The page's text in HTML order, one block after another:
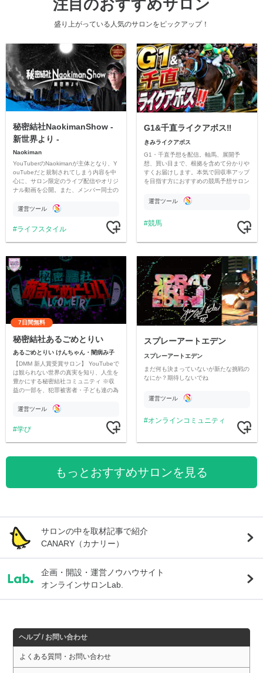
注目のおすすめサロン
盛り上がっている人気のサロンをピックアップ！
秘密結社NaokimanShow -
新世界より -
Naokiman
YouTuberのNaokimanが主体となり、Y
ouTubeだと規制されてしまう内容を中
心に、サロン限定のライブ配信やオリジ
ナル動画を公開。また、メンバー同士の
ただいています。
運営ツール
ライフスタイル
G1&千直ライクアボス‼️
きみライクアボス
G1・千直予想を配信。軸馬、展開予
想、買い目まで、根拠を含めて分かりや
すくお届けします。本気で回収率アップ
を目指す方におすすめの競馬予想サロン
運営ツール
競馬
7日間無料
秘密結社あるごめとりい
あるごめとりい けんちゃん・闇病み子
【DMM 新人賞受賞サロン】 YouTubeで
は観られない世界の真実を知り、人生を
豊かにする秘密結社コミュニティ ※収
益の一部を、犯罪被害者・子ども達の為
す運営ツール
学び
スプレーアートエデン
スプレーアートエデン
まだ何も決まっていないが新たな挑戦の
なにか？期待しないでね
運営ツール
オンラインコミュニティ
もっとおすすめサロンを見る
サロンの中を取材記事で紹介
CANARY（カナリー）
企画・開設・運営ノウハウサイト
オンラインサロンLab.
ヘルプ / お問い合わせ
よくある質問・お問い合わせ